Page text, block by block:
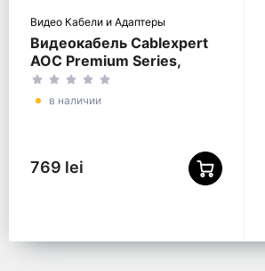
Видео Кабели и Адаптеры
Видеокабель Cablexpert
AOC Premium Series,
DisplayPort (M) -
DisplayPort (M), 5м,
в наличии
769 lei